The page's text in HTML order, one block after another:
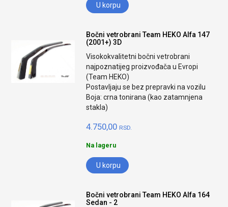
U korpu
Bočni vetrobrani Team HEKO Alfa 147
(2001+) 3D
Visokokvalitetni bočni vetrobrani
najpoznatijeg proizvođača u Evropi
(Team HEKO)
Postavljaju se bez prepravki na vozilu
Boja: crna tonirana (kao zatamnjena
stakla)
4.750,00 RSD.
Na lageru
U korpu
Bočni vetrobrani Team HEKO Alfa 164
Sedan - 2